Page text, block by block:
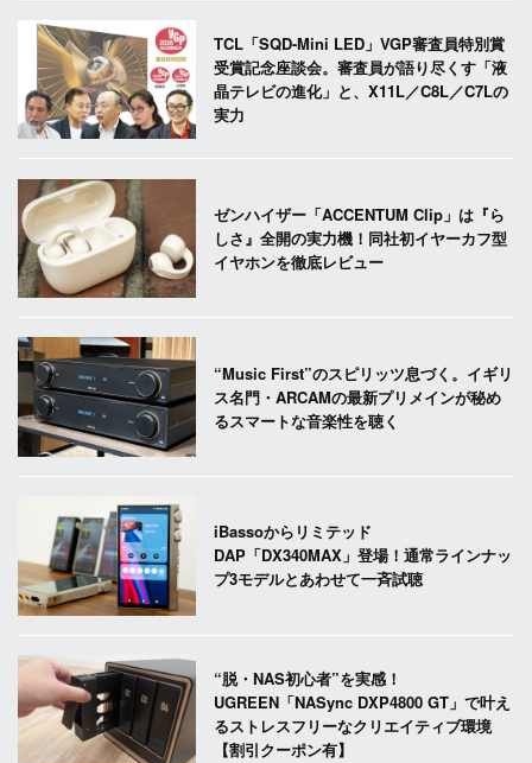
TCL「SQD-Mini LED」VGP審査員特別賞
受賞記念座談会。審査員が語り尽くす「液
晶テレビの進化」と、X11L／C8L／C7Lの
実力
ゼンハイザー「ACCENTUM Clip」は『ら
しさ』全開の実力機！同社初イヤーカフ型
イヤホンを徹底レビュー
“Music First”のスピリッツ息づく。イギリ
ス名門・ARCAMの最新プリメインが秘め
るスマートな音楽性を聴く
iBassoからリミテッド
DAP「DX340MAX」登場！通常ラインナッ
プ3モデルとあわせて一斉試聴
“脱・NAS初心者”を実感！
UGREEN「NASync DXP4800 GT」で叶え
るストレスフリーなクリエイティブ環境
【割引クーポン有】